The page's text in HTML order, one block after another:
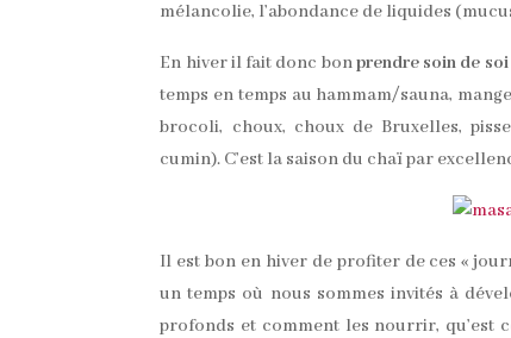
mélancolie, l’abondance de liquides
En hiver il fait donc bonprendre soin de soi
temps en temps au hammam/sauna,
brocoli, choux, choux de Bruxelles,
cumin). C’est la saison du chaï par
Il est bon en hiver de profiter de ces «
un temps où nous sommes invités à
profonds et comment les nourrir, qu’est